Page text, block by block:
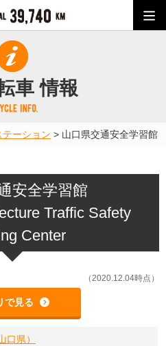
車 情報
ーション > 山口県交通安全学習館
安全学習館
Traffic Safety
Center
（2020.12.04時点）
で見る
口県）